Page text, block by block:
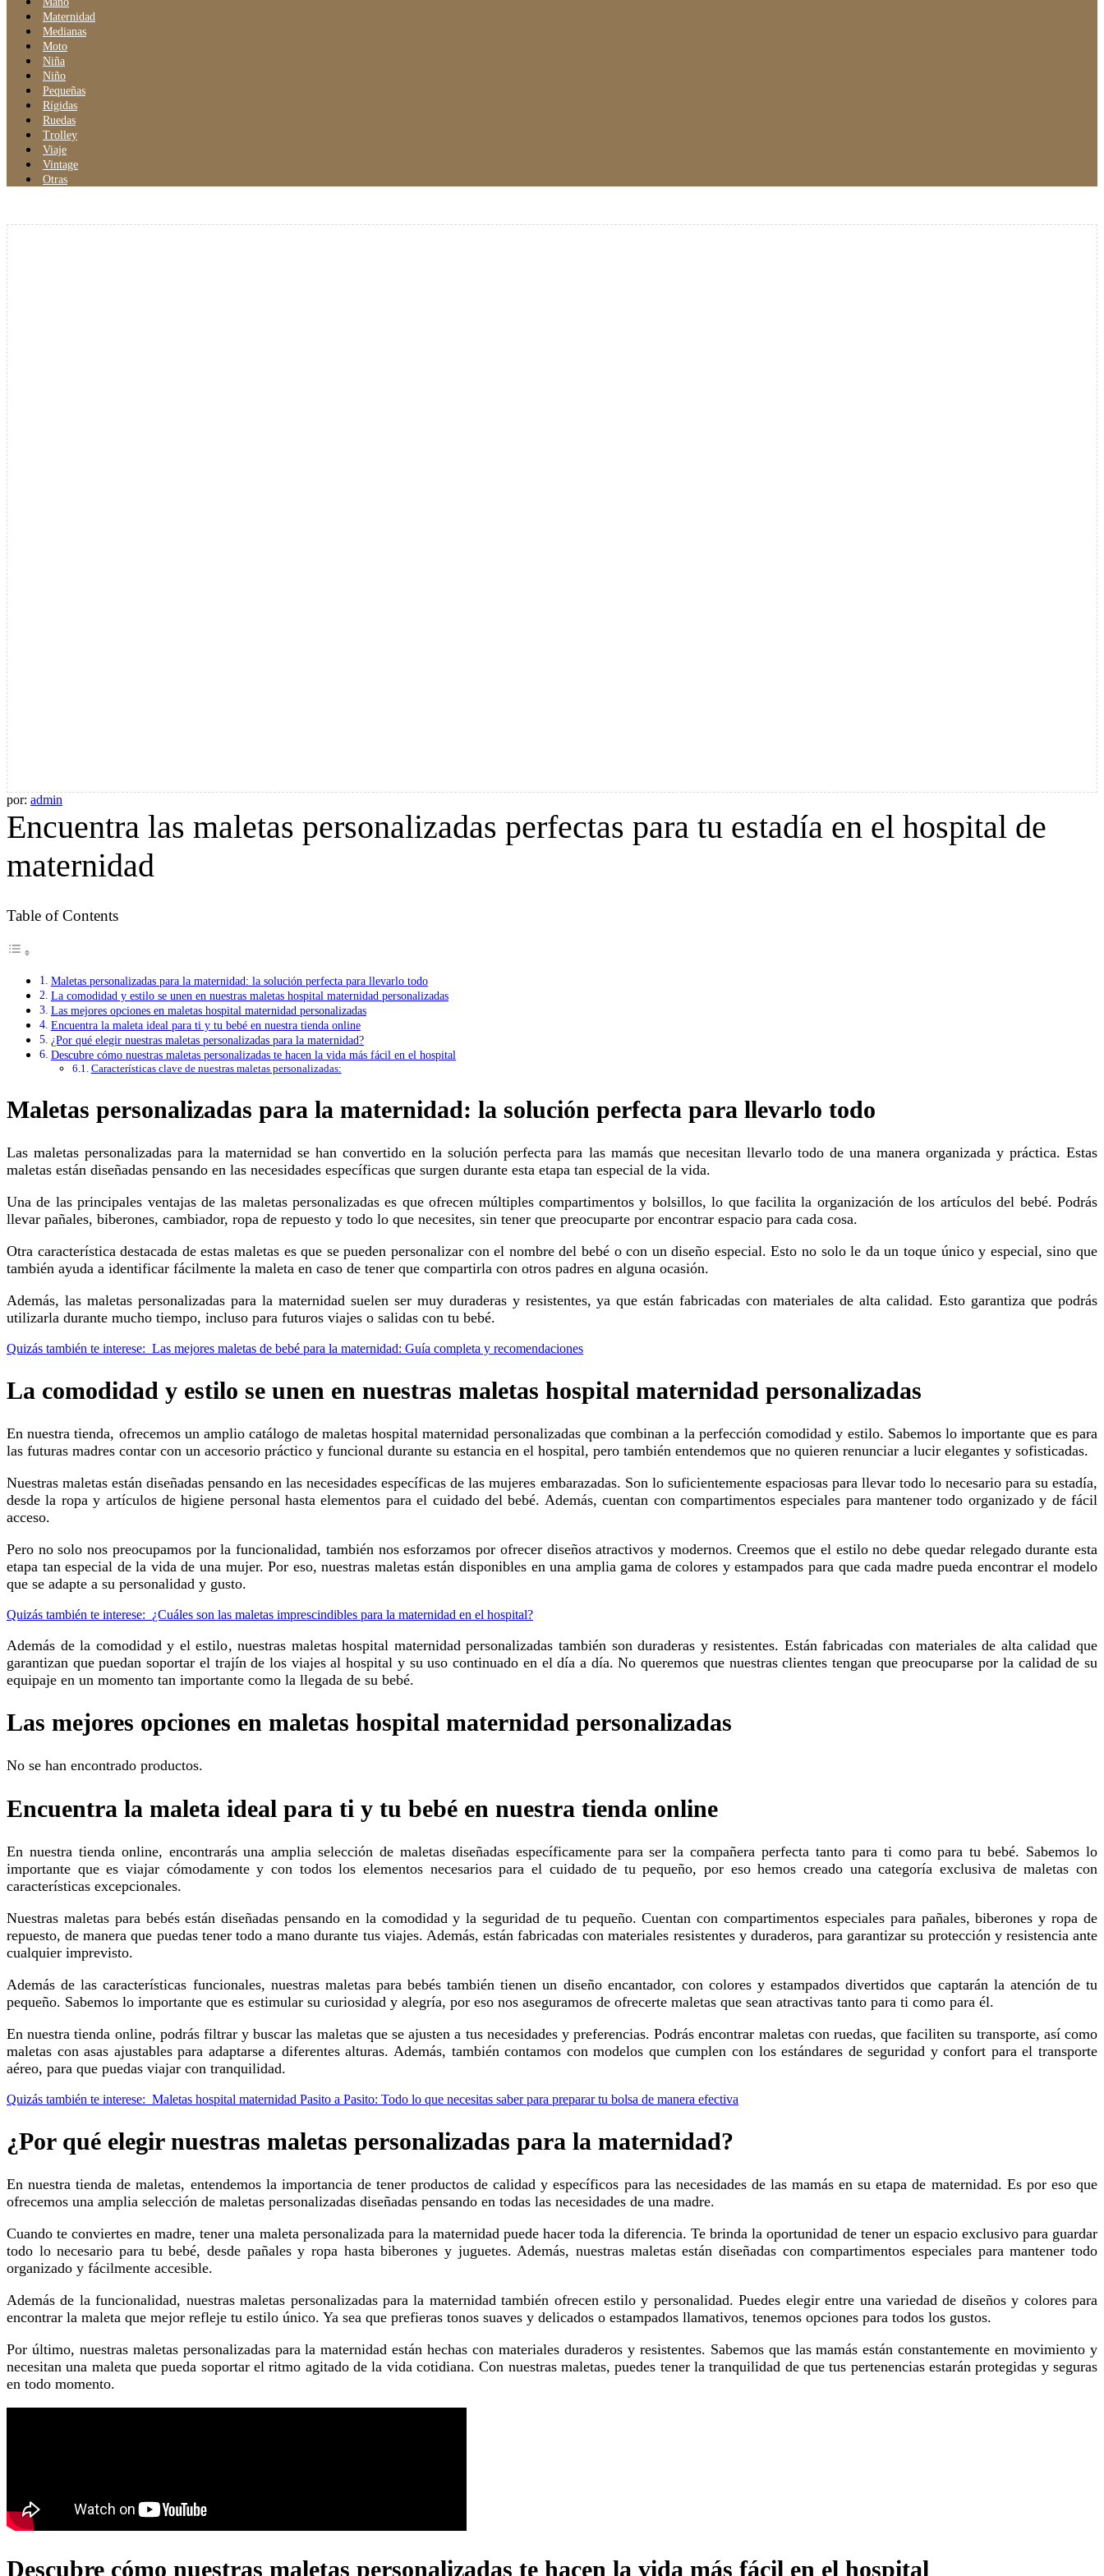
Maternidad
Medianas
Moto
Niña
Niño
Pequeñas
Rígidas
Ruedas
Trolley
Viaje
Vintage
Otras
por: admin
Encuentra las maletas personalizadas perfectas para tu estadía en el hospital de
maternidad
Table of Contents
Maletas personalizadas para la maternidad: la solución perfecta para llevarlo todo
La comodidad y estilo se unen en nuestras maletas hospital maternidad personalizadas
Las mejores opciones en maletas hospital maternidad personalizadas
Encuentra la maleta ideal para ti y tu bebé en nuestra tienda online
¿Por qué elegir nuestras maletas personalizadas para la maternidad?
Descubre cómo nuestras maletas personalizadas te hacen la vida más fácil en el hospital
Características clave de nuestras maletas personalizadas:
Maletas personalizadas para la maternidad: la solución perfecta para llevarlo todo
Las maletas personalizadas para la maternidad se han convertido en la solución perfecta para las mamás que necesitan llevarlo todo de una manera organizada y práctica. Estas
maletas están diseñadas pensando en las necesidades específicas que surgen durante esta etapa tan especial de la vida.
Una de las principales ventajas de las maletas personalizadas es que ofrecen múltiples compartimentos y bolsillos, lo que facilita la organización de los artículos del bebé. Podrás
llevar pañales, biberones, cambiador, ropa de repuesto y todo lo que necesites, sin tener que preocuparte por encontrar espacio para cada cosa.
Otra característica destacada de estas maletas es que se pueden personalizar con el nombre del bebé o con un diseño especial. Esto no solo le da un toque único y especial, sino que
también ayuda a identificar fácilmente la maleta en caso de tener que compartirla con otros padres en alguna ocasión.
Además, las maletas personalizadas para la maternidad suelen ser muy duraderas y resistentes, ya que están fabricadas con materiales de alta calidad. Esto garantiza que podrás
utilizarla durante mucho tiempo, incluso para futuros viajes o salidas con tu bebé.
Quizás también te interese: Las mejores maletas de bebé para la maternidad: Guía completa y recomendaciones
La comodidad y estilo se unen en nuestras maletas hospital maternidad personalizadas
En nuestra tienda, ofrecemos un amplio catálogo de maletas hospital maternidad personalizadas que combinan a la perfección comodidad y estilo. Sabemos lo importante que es para
las futuras madres contar con un accesorio práctico y funcional durante su estancia en el hospital, pero también entendemos que no quieren renunciar a lucir elegantes y sofisticadas.
Nuestras maletas están diseñadas pensando en las necesidades específicas de las mujeres embarazadas. Son lo suficientemente espaciosas para llevar todo lo necesario para su estadía,
desde la ropa y artículos de higiene personal hasta elementos para el cuidado del bebé. Además, cuentan con compartimentos especiales para mantener todo organizado y de fácil
acceso.
Pero no solo nos preocupamos por la funcionalidad, también nos esforzamos por ofrecer diseños atractivos y modernos. Creemos que el estilo no debe quedar relegado durante esta
etapa tan especial de la vida de una mujer. Por eso, nuestras maletas están disponibles en una amplia gama de colores y estampados para que cada madre pueda encontrar el modelo
que se adapte a su personalidad y gusto.
Quizás también te interese: ¿Cuáles son las maletas imprescindibles para la maternidad en el hospital?
Además de la comodidad y el estilo, nuestras maletas hospital maternidad personalizadas también son duraderas y resistentes. Están fabricadas con materiales de alta calidad que
garantizan que puedan soportar el trajín de los viajes al hospital y su uso continuado en el día a día. No queremos que nuestras clientes tengan que preocuparse por la calidad de su
equipaje en un momento tan importante como la llegada de su bebé.
Las mejores opciones en maletas hospital maternidad personalizadas
No se han encontrado productos.
Encuentra la maleta ideal para ti y tu bebé en nuestra tienda online
En nuestra tienda online, encontrarás una amplia selección de maletas diseñadas específicamente para ser la compañera perfecta tanto para ti como para tu bebé. Sabemos lo
importante que es viajar cómodamente y con todos los elementos necesarios para el cuidado de tu pequeño, por eso hemos creado una categoría exclusiva de maletas con
características excepcionales.
Nuestras maletas para bebés están diseñadas pensando en la comodidad y la seguridad de tu pequeño. Cuentan con compartimentos especiales para pañales, biberones y ropa de
repuesto, de manera que puedas tener todo a mano durante tus viajes. Además, están fabricadas con materiales resistentes y duraderos, para garantizar su protección y resistencia ante
cualquier imprevisto.
Además de las características funcionales, nuestras maletas para bebés también tienen un diseño encantador, con colores y estampados divertidos que captarán la atención de tu
pequeño. Sabemos lo importante que es estimular su curiosidad y alegría, por eso nos aseguramos de ofrecerte maletas que sean atractivas tanto para ti como para él.
En nuestra tienda online, podrás filtrar y buscar las maletas que se ajusten a tus necesidades y preferencias. Podrás encontrar maletas con ruedas, que faciliten su transporte, así como
maletas con asas ajustables para adaptarse a diferentes alturas. Además, también contamos con modelos que cumplen con los estándares de seguridad y confort para el transporte
aéreo, para que puedas viajar con tranquilidad.
Quizás también te interese: Maletas hospital maternidad Pasito a Pasito: Todo lo que necesitas saber para preparar tu bolsa de manera efectiva
¿Por qué elegir nuestras maletas personalizadas para la maternidad?
En nuestra tienda de maletas, entendemos la importancia de tener productos de calidad y específicos para las necesidades de las mamás en su etapa de maternidad. Es por eso que
ofrecemos una amplia selección de maletas personalizadas diseñadas pensando en todas las necesidades de una madre.
Cuando te conviertes en madre, tener una maleta personalizada para la maternidad puede hacer toda la diferencia. Te brinda la oportunidad de tener un espacio exclusivo para guardar
todo lo necesario para tu bebé, desde pañales y ropa hasta biberones y juguetes. Además, nuestras maletas están diseñadas con compartimentos especiales para mantener todo
organizado y fácilmente accesible.
Además de la funcionalidad, nuestras maletas personalizadas para la maternidad también ofrecen estilo y personalidad. Puedes elegir entre una variedad de diseños y colores para
encontrar la maleta que mejor refleje tu estilo único. Ya sea que prefieras tonos suaves y delicados o estampados llamativos, tenemos opciones para todos los gustos.
Por último, nuestras maletas personalizadas para la maternidad están hechas con materiales duraderos y resistentes. Sabemos que las mamás están constantemente en movimiento y
necesitan una maleta que pueda soportar el ritmo agitado de la vida cotidiana. Con nuestras maletas, puedes tener la tranquilidad de que tus pertenencias estarán protegidas y seguras
en todo momento.
Descubre cómo nuestras maletas personalizadas te hacen la vida más fácil en el hospital